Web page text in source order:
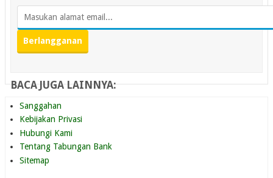
BACA JUGA LAINNYA:
Sanggahan
Kebijakan Privasi
Hubungi Kami
Tentang Tabungan Bank
Sitemap